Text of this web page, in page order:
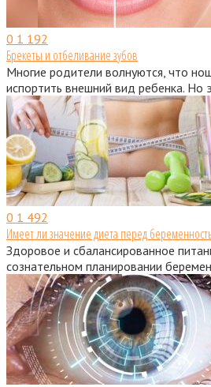
0 1 192
Брекеты и отбеливание зубов
Многие родители волнуются, что
испортить внешний вид ребенка. Но
0 1 492
Имеет ли значение диета перед
Здоровое и сбалансированное
сознательном планировании